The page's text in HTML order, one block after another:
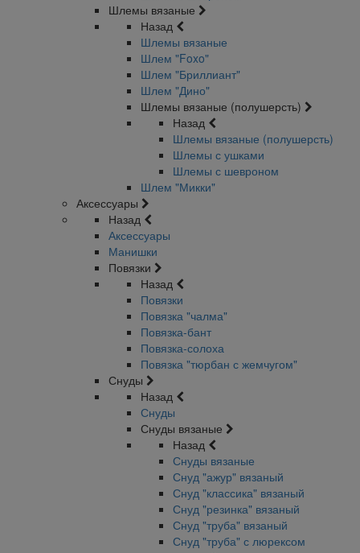
Шлемы вязаные
Назад
Шлемы вязаные
Шлем "Foxo"
Шлем "Бриллиант"
Шлем "Дино"
Шлемы вязаные (полушерсть)
Назад
Шлемы вязаные (полушерсть)
Шлемы с ушками
Шлемы с шевроном
Шлем "Микки"
Аксессуары
Назад
Аксессуары
Манишки
Повязки
Назад
Повязки
Повязка "чалма"
Повязка-бант
Повязка-солоха
Повязка "тюрбан с жемчугом"
Снуды
Назад
Снуды
Снуды вязаные
Назад
Снуды вязаные
Снуд "ажур" вязаный
Снуд "классика" вязаный
Снуд "резинка" вязаный
Снуд "труба" вязаный
Снуд "труба" с люрексом